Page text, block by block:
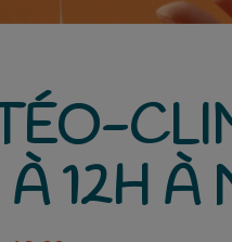
12H